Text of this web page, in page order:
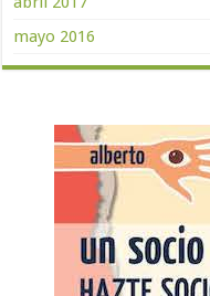
mayo 2016